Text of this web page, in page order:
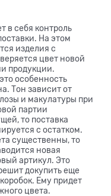
в себя контроль
На этом
изделия с
цвет новой
продукции.
особенность
Тон зависит от
и макулатуры при
партии
то поставка
с остатком.
существенны, то
новая
артикул. Это
докупить еще
Ему придет
цвета.